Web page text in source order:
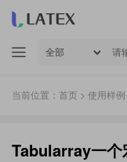
当前位置： 首页 > 使用样例
Tabularray一个